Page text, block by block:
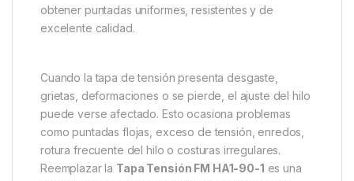
obtener puntadas uniformes, resistentes y de
excelente calidad.
Cuando la tapa de tensión presenta desgaste,
grietas, deformaciones o se pierde, el ajuste del hilo
puede verse afectado. Esto ocasiona problemas
como puntadas flojas, exceso de tensión, enredos,
rotura frecuente del hilo o costuras irregulares.
Reemplazar la Tapa Tensión FM HA1-90-1 es una